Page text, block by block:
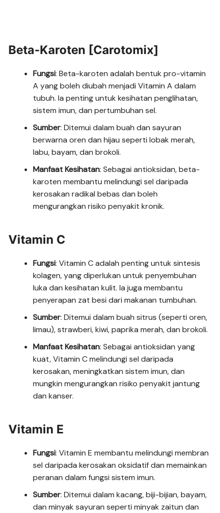
Beta-Karoten [Carotomix]
Fungsi: Beta-karoten adalah bentuk pro-vitamin
A yang boleh diubah menjadi Vitamin A dalam
tubuh. Ia penting untuk kesihatan penglihatan,
sistem imun, dan pertumbuhan sel.
Sumber: Ditemui dalam buah dan sayuran
berwarna oren dan hijau seperti lobak merah,
labu, bayam, dan brokoli.
Manfaat Kesihatan: Sebagai antioksidan, beta-
karoten membantu melindungi sel daripada
kerosakan radikal bebas dan boleh
mengurangkan risiko penyakit kronik.
Vitamin C
Fungsi: Vitamin C adalah penting untuk sintesis
kolagen, yang diperlukan untuk penyembuhan
luka dan kesihatan kulit. Ia juga membantu
penyerapan zat besi dari makanan tumbuhan.
Sumber: Ditemui dalam buah sitrus (seperti oren,
limau), strawberi, kiwi, paprika merah, dan brokoli.
Manfaat Kesihatan: Sebagai antioksidan yang
kuat, Vitamin C melindungi sel daripada
kerosakan, meningkatkan sistem imun, dan
mungkin mengurangkan risiko penyakit jantung
dan kanser.
Vitamin E
Fungsi: Vitamin E membantu melindungi membran
sel daripada kerosakan oksidatif dan memainkan
peranan dalam fungsi sistem imun.
Sumber: Ditemui dalam kacang, biji-bijian, bayam,
dan minyak sayuran seperti minyak zaitun dan